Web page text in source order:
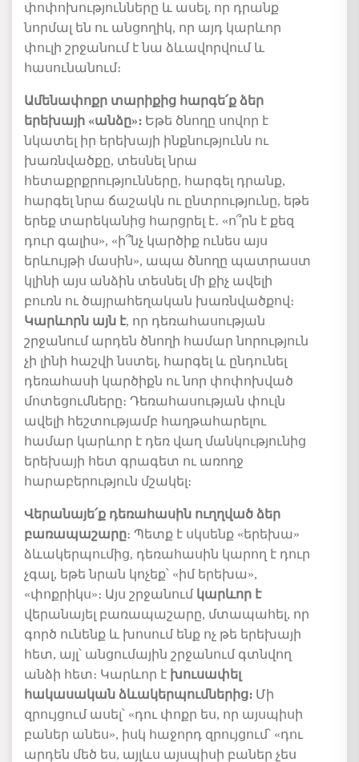
փոփոխությունները և ասել, որ դրանք
նորմալ են ու անցողիկ, որ այդ կարևոր
փուլի շրջանում է նա ձևավորվում և
հասունանում։
Ամենափոքր տարիքից հարգե՛ք ձեր
երեխայի «անձը»։ Եթե ծնողը սովոր է
նկատել իր երեխայի ինքնությունն ու
խառնվածքը, տեսնել նրա
հետաքրքրությունները, հարգել դրանք,
հարգել նրա ճաշակն ու ընտրությունը, եթե
երեք տարեկանից հարցրել է․ «ո՞րն է քեզ
դուր գալիս», « ի՞նչ կարծիք ունես այս
երևույթի մասին», ապա ծնողը պատրաստ
կլինի այս անձին տեսնել մի քիչ ավելի
բուռն ու ծայրահեղական խառնվածքով ։
Կարևորն այն է, որ դեռահասության
շրջանում արդեն ծնողի համար նորություն
չի լինի հաշվի նստել, հարգել և ընդունել
դեռահասի կարծիքն ու նոր փոփոխված
մոտեցումները։ Դեռահասության փուլն
ավելի հեշտությամբ հաղթահարելու
համար կարևոր է դեռ վաղ մանկությունից
երեխայի հետ գրագետ ու առողջ
հարաբերություն մշակել։
Վերանայե՛ք դեռահասին ուղղված ձեր
բառապաշարը։ Պետք է սկսենք «երեխա»
ձևակերպումից, դեռահասին կարող է դուր
չգալ, եթե նրան կոչեք՝ « իմ երեխա»,
«փոքրիկս»։ Այս շրջանումկարևոր է
վերանայել բառապաշարը, մտապահել, որ
գործ ունենք և խոսում ենք ոչ թե երեխայի
հետ, այլ՝ անցումային շրջանում գտնվող
անձի հետ։ Կարևոր է խուսափել
հակասական ձևակերպումներից։ Մի
զրույցում ասել՝ «դու փոքր ես, որ այսպիսի
բաներ անես», իսկ հաջորդ զրույցում՝ «դու
արդեն մեծ ես, այլևս այսպիսի բաներ չես